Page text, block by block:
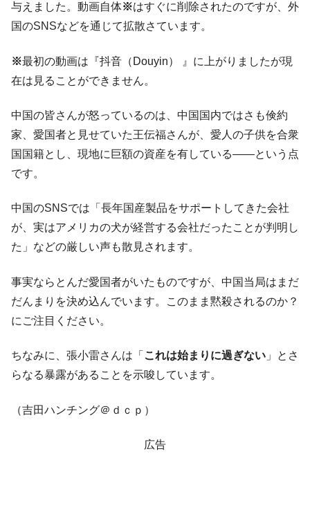
与えました。動画自体※はすぐに削除されたのですが、外
国のSNSなどを通じて拡散さています。
※最初の動画は『抖音（Douyin） 』に上がりましたが現
在は見ることができません。
中国の皆さんが怒っているのは、中国国内ではさも倹約
家、愛国者と見せていた王伝福さんが、愛人の子供を合衆
国国籍とし、現地に巨額の資産を有している――という点
です。
中国のSNSでは「長年国産製品をサポートしてきた会社
が、実はアメリカの犬が経営する会社だったことが判明し
た」などの厳しい声も散見されます。
事実ならとんだ愛国者がいたものですが、中国当局はまだ
だんまりを決め込んでいます。このまま黙殺されるのか？
にご注目ください。
ちなみに、張小雷さんは「 これは始まりに過ぎない 」とさ
らなる暴露があることを示唆しています。
（吉田ハンチング＠ｄｃｐ）
広告